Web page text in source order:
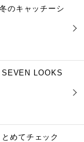
のキャッチーシ
LOOKS
めてチェック